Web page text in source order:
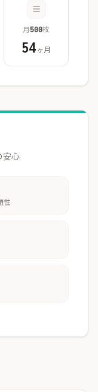
月500枚
54ヶ月
安心
性